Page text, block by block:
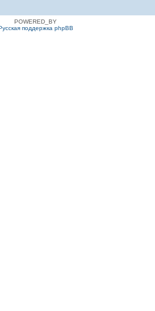
POWERED_BY
поддержка phpBB